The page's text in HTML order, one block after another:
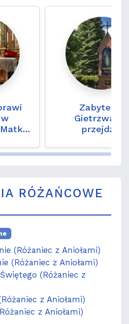
Zabytek z
Gietrzwałdu
przejdzie
niezwykły
RÓŻAŃCOWE
(Różaniec z Aniołami)
(Różaniec z Aniołami)
(Różaniec z
z Aniołami)
z Aniołami)